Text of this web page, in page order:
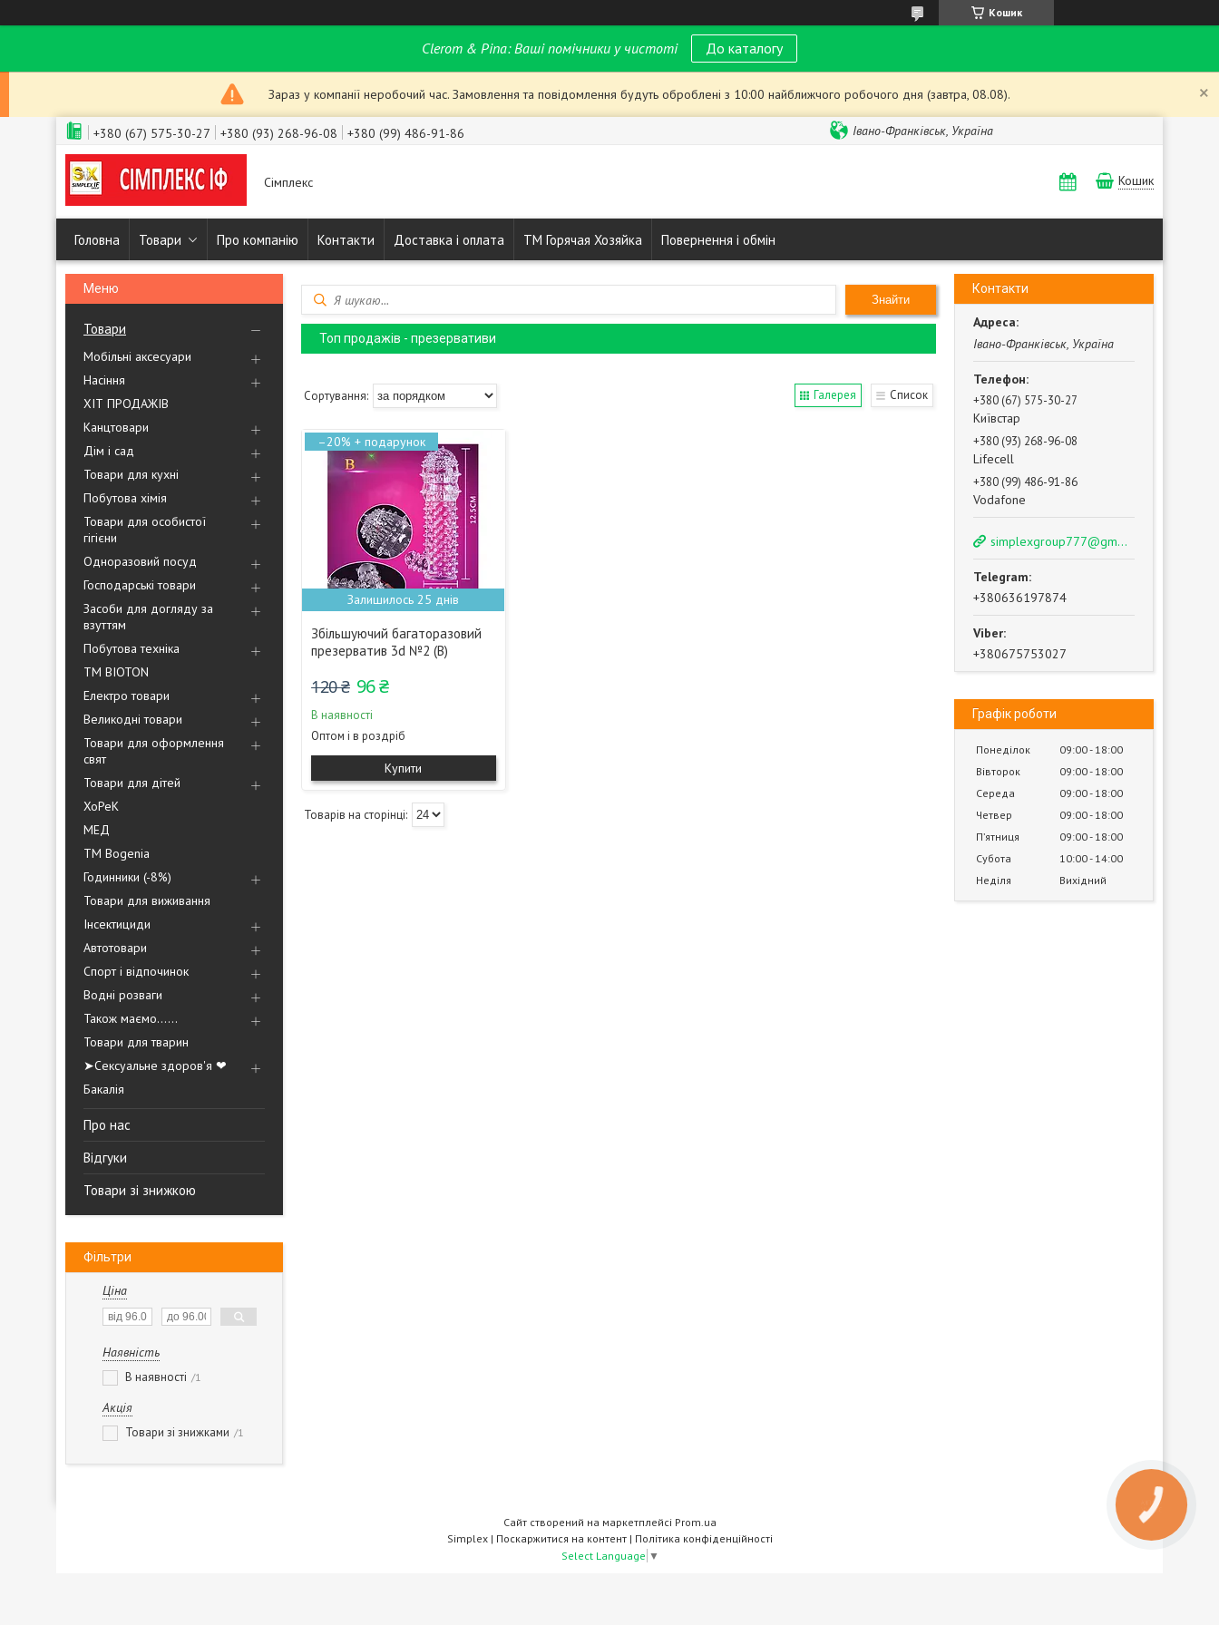
Кошик
Clerom & Pina: Ваші помічники у чистоті До каталогу
Зараз у компанії неробочий час. Замовлення та повідомлення будуть оброблені з 10:00 найближчого робочого дня (завтра, 08.08).
+380 (67) 575-30-27 +380 (93) 268-96-08 +380 (99) 486-91-86 Івано-Франківськ, Україна
Сімплекс Кошик
Головна Товари Про компанію Контакти Доставка і оплата ТМ Горячая Хозяйка Повернення і обмін
Товари
Мобільні аксесуари
Насіння
ХІТ ПРОДАЖІВ
Канцтовари
Дім і сад
Товари для кухні
Побутова хімія
Товари для особистої
гігієни
Одноразовий посуд
Господарські товари
Засоби для догляду за
взуттям
Побутова техніка
ТМ BIOTON
Електро товари
Великодні товари
Товари для оформлення
свят
Товари для дітей
ХоРеК
МЕД
ТМ Bogenia
Годинники (-8%)
Товари для виживання
Інсектициди
Автотовари
Спорт і відпочинок
Водні розваги
Також маємо......
Товари для тварин
➤Сексуальне здоров'я ❤
Бакалія
Про нас
Відгуки
Товари зі знижкою
Фільтри
Ціна
Наявність
В наявності 1
Акція
Товари зі знижками 1
Знайти
Топ продажів - презервативи
Галерея Список
–20%
Залишилось 25 днів
Збільшуючий багаторазовий
презерватив 3d №2 (B)
120 ₴ 96 ₴
В наявності
Оптом і в роздріб
Купити
Контакти
Івано-Франківськ, Україна
+380 (67) 575-30-27
Київстар
+380 (93) 268-96-08
Lifecell
+380 (99) 486-91-86
Vodafone
simplexgroup777@gmail.com
+380636197874
+380675753027
Графік роботи
Понеділок 09:00 18:00
Вівторок
09:00 18:00
Середа
09:00 18:00
Четвер
09:00 18:00
Пʼятниця
09:00 18:00
Субота
10:00 14:00
Неділя
Вихідний
Сайт створений на маркетплейсі Prom.ua
Simplex | Поскаржитися на контент | Політика конфіденційності
Select Language ▼
КНОПКА
ЗВ'ЯЗКУ